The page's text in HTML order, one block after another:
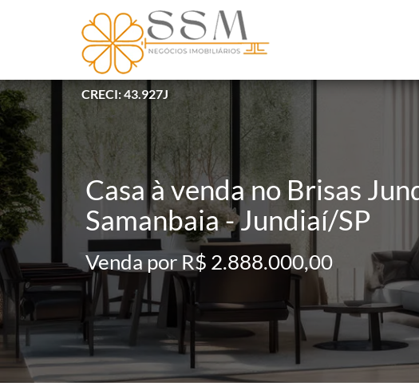
CRECI: 43.927J
Casa à venda no Brisas
Samanbaia - Jundiaí/SP
Venda por R$ 2.888.000,00